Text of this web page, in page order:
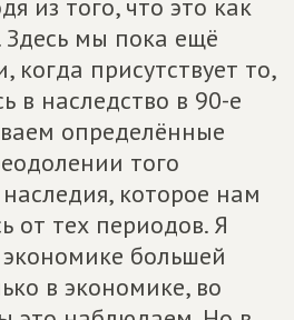
мы пока ещё
когда присутствует то,
в наследство в 90-е
определённые
того
которое нам
от тех периодов. Я
большей
в экономике, во